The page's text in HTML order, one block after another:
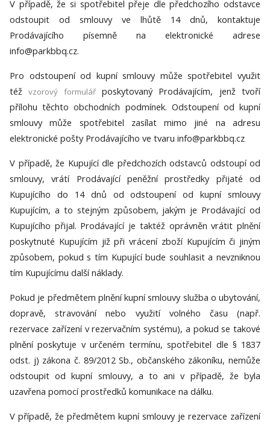
V případě, že si spotřebitel přeje dle předchozího odstavce
odstoupit od smlouvy ve lhůtě 14 dnů, kontaktuje
Prodávajícího písemně na elektronické adrese
info@parkbbq.cz.
Pro odstoupení od kupní smlouvy může spotřebitel využit
téžvzorový formulářposkytovaný Prodávajícím, jenž tvoří
přílohu těchto obchodních podmínek. Odstoupení od kupní
smlouvy může spotřebitel zasílat mimo jiné na adresu
elektronické pošty Prodávajícího ve tvaru info@parkbbq.cz
V případě, že Kupující dle předchozích odstavců odstoupí od
smlouvy, vrátí Prodávající peněžní prostředky přijaté od
Kupujícího do 14 dnů od odstoupení od kupní smlouvy
Kupujícím, a to stejným způsobem, jakým je Prodávající od
Kupujícího přijal. Prodávající je taktéž oprávněn vrátit plnění
poskytnuté Kupujícím již při vrácení zboží Kupujícím či jiným
způsobem, pokud s tím Kupující bude souhlasit a nevzniknou
tím Kupujícímu další náklady.
Pokud je předmětem plnění kupní smlouvy služba o ubytování,
dopravě, stravování nebo využití volného času (např.
rezervace zařízení v rezervačním systému), a pokud se takové
plnění poskytuje v určeném termínu, spotřebitel dle § 1837
odst. j) zákona č. 89/2012 Sb., občanského zákoníku, nemůže
odstoupit od kupní smlouvy, a to ani v případě, že byla
uzavřena pomocí prostředků komunikace na dálku.
V případě, že předmětem kupní smlouvy je rezervace zařízení